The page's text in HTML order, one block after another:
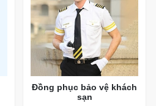
Đồng phục bảo vệ khách
sạn